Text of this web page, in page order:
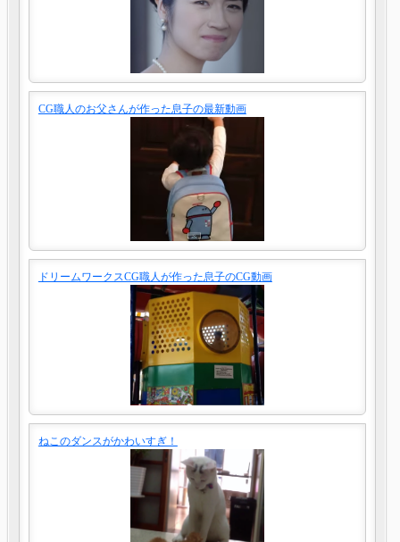
CG職人のお父さんが作った息子の最新動画
ドリームワークスCG職人が作った息子のCG動画
ねこのダンスがかわいすぎ！